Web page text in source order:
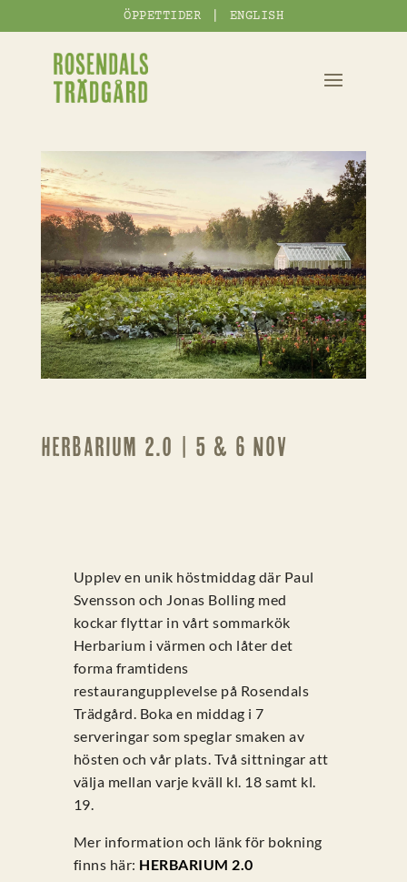
ÖPPETTIDER ENGLISH
HERBARIUM 2.0 | 5 & 6 NOV
Upplev en unik höstmiddag där Paul
Svensson och Jonas Bolling med
kockar flyttar in vårt sommarkök
Herbarium i värmen och låter det
forma framtidens
restaurangupplevelse på Rosendals
Trädgård. Boka en middag i 7
serveringar som speglar smaken av
hösten och vår plats. Två sittningar att
välja mellan varje kväll kl. 18 samt kl.
19.
Mer information och länk för bokning
finns här: HERBARIUM 2.0